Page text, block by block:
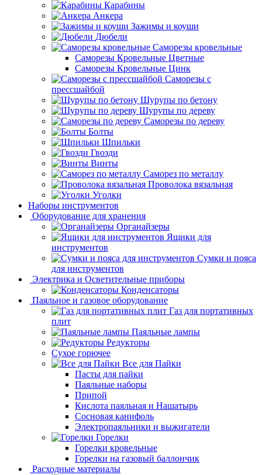
Карабины
Анкера
Зажимы и коуши
Дюбели
Саморезы кровельные
Саморезы Кровельные Цветные
Саморезы Кровельные Цинк
Саморезы с
прессшайбой
Шурупы по бетону
Шурупы по дереву
Саморезы по дереву
Болты
Шпильки
Гвозди
Винты
Саморез по металлу
Проволока вязальная
Уголки
Наборы инструментов
Оборудование для хранения
Органайзеры
Ящики для
инструментов
Сумки и пояса
для инструментов
Электрика и Осветительные приборы
Конденсаторы
Паяльное и газовое оборудование
Газ для портативных
плит
Паяльные лампы
Редукторы
Сухое горючее
Все для Пайки
Пасты для пайки
Паяльные наборы
Припой
Кислота паяльная и Нашатырь
Сосновая канифоль
Электропаяльники и выжигатели
Горелки
Горелки кровельные
Горелки на газовый баллончик
Расходные материалы